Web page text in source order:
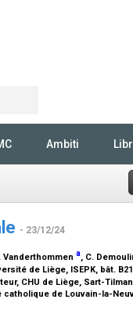
Ambiti
- 23/12/24
Vanderthommen a, C.
de Liège, ISEPK, bât.
CHU de Liège, Sart-
de Louvain-la-